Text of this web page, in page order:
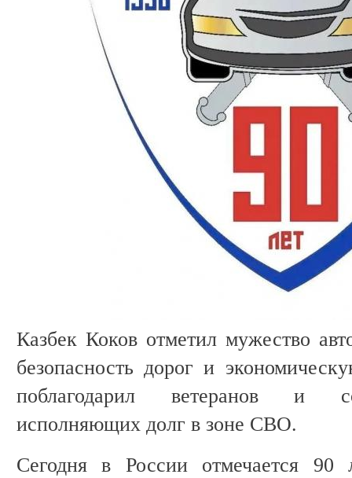
Казбек Коков отметил мужество
безопасность дорог и
поблагодарил ветеранов и
исполняющих долг в зоне СВО.
Сегодня в России отмечается 90